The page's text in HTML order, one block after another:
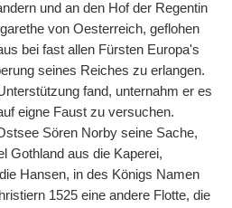
und an den Hof der Regentin
von Oesterreich, geflohen
bei fast allen Fürsten Europa's
seines Reiches zu erlangen.
fand, unternahm er es
eigne Faust zu versuchen.
Sören Norby seine Sache,
Gothland aus die Kaperei,
Hansen, in des Königs Namen
1525 eine andere Flotte, die